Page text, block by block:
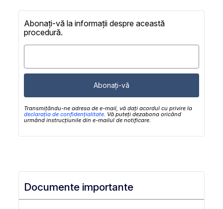
Abonați-vă la informații despre această
procedură.
Abonați-vă
Transmițându-ne adresa de e-mail, vă dați acordul cu privire la
declarația de confidențialitate. Vă puteți dezabona oricând
urmând instrucțiunile din e-mailul de notificare.
Documente importante